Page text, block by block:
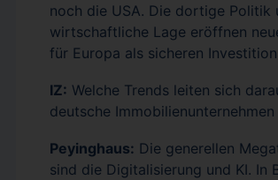
noch die USA. Die dortige Politik
wirtschaftliche Lage eröffnen
für Europa als sicheren
IZ: Welche Trends leiten sich
deutsche Immobilienunternehmen
Peyinghaus: Die generellen
sind die Digitalisierung und KI. In